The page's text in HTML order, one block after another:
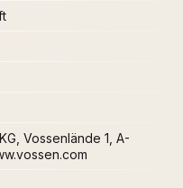
Vossenlände 1, A-